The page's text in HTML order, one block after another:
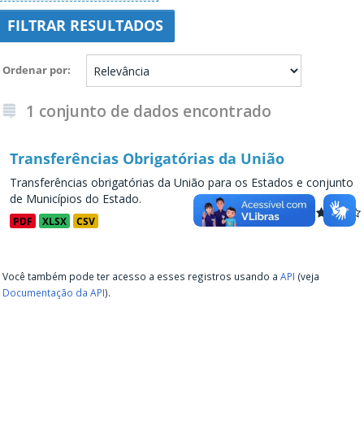
FILTRAR RESULTADOS
Ordenar por
1 conjunto de dados encontrado
Transferências Obrigatórias da União
Transferências obrigatórias da União para os Estados e conjunto
de Municípios do Estado.
PDF XLSX CSV
Você também pode ter acesso a esses registros usando a API (veja
Documentação da API).